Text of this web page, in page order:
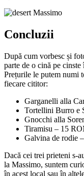
Concluzii
După cum vorbesc și
parte de o cină pe
Prețurile le putem numi
fiecare cititor:
Garganelli alla
Tortellini Burro e
Gnocchi alla
Tiramisu – 15
Galvina de rodie
Dacă cei trei prieteni s-
la Massimo, suntem
în acest local sau în